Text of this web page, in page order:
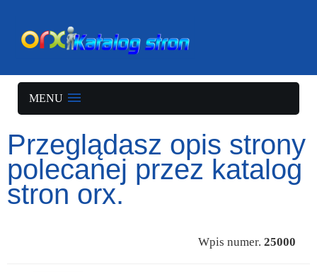
MENU
Przeglądasz opis strony
polecanej przez katalog
stron orx.
Wpis numer. 25000